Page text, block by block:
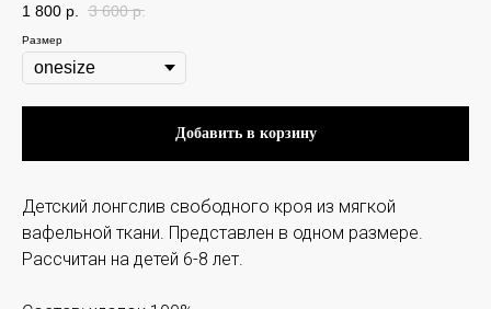
1 800 p. 3 600 p.
Размер
Добавить в корзину
Детский лонгслив свободного кроя из мягкой
вафельной ткани. Представлен в одном размере.
Рассчитан на детей 6-8 лет.